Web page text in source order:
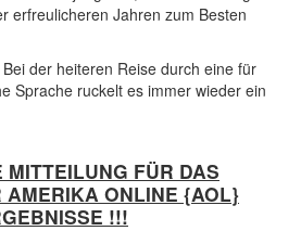
erfreulicheren Jahren zum Besten
der heiteren Reise durch eine für
Sprache ruckelt es immer wieder ein
MITTEILUNG FÜR DAS
AMERIKA ONLINE {AOL}
!!!